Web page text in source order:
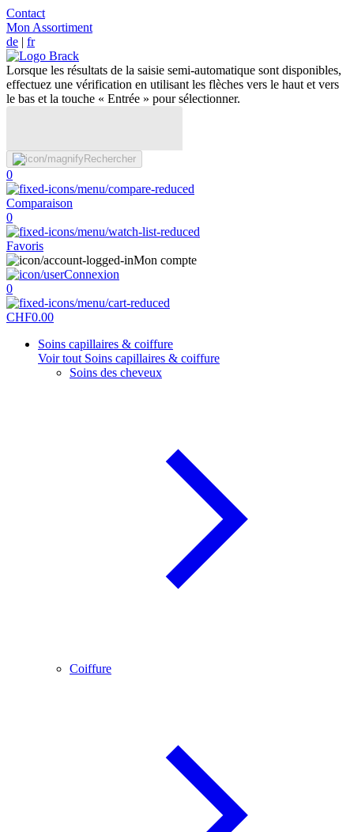
Contact
Mon Assortiment
de | fr
Lorsque les résultats de la saisie semi-automatique sont disponibles,
effectuez une vérification en utilisant les flèches vers le haut et vers
le bas et la touche « Entrée » pour sélectionner.
Rechercher
0
Comparaison
0
Favoris
Mon compte
Connexion
0
CHF0.00
Soins capillaires & coiffure
Voir tout Soins capillaires & coiffure
Soins des cheveux
Coiffure